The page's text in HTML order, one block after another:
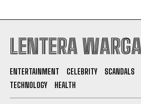
LENTERA WARGA
ENTERTAINMENT CELEBRITY SCANDALS
TECHNOLOGY
HEALTH